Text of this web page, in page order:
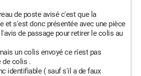
de poste avisé c'est que la
et s'est donc présentée avec une pièce
de passage pour retirer le colis au
un colis envoyé ce n'est pas
de colis .
identifiable ( sauf s'il a de faux